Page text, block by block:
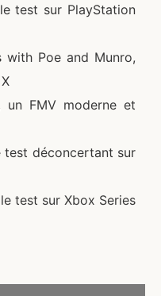
test sur PlayStation
with Poe and Munro,
un FMV moderne et
test déconcertant sur
test sur Xbox Series